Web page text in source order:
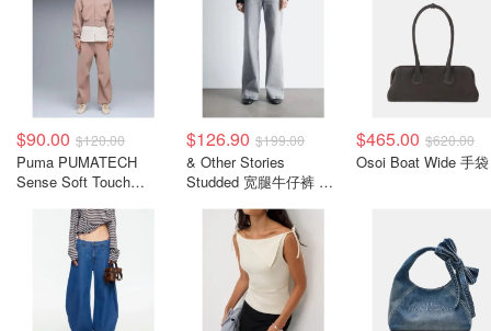
$90.00 $120.00
Puma PUMATECH
Sense Soft Touch
$126.90 $199.00
& Other Stories
Studded 宽腿牛仔裤 金
$465.00 $620.00
Osoi Boat Wide 手袋